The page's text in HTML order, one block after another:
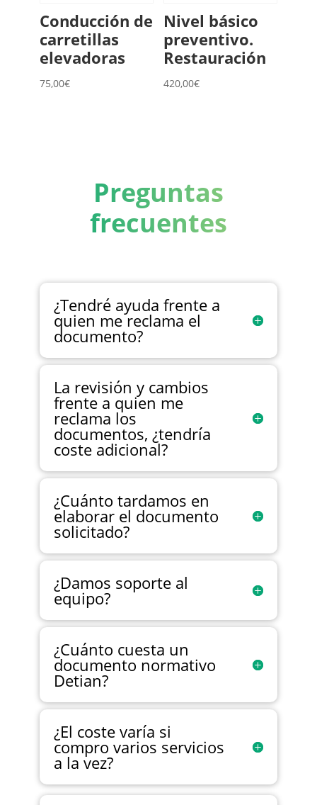
Conducción de
carretillas
elevadoras
75,00€
Nivel básico
preventivo.
Restauración
420,00€
Preguntas
frecuentes
¿Tendré ayuda frente a
quien me reclama el
documento?
La revisión y cambios
frente a quien me
reclama los
documentos, ¿tendría
coste adicional?
¿Cuánto tardamos en
elaborar el documento
solicitado?
¿Damos soporte al
equipo?
¿Cuánto cuesta un
documento normativo
Detian?
¿El coste varía si
compro varios servicios
a la vez?